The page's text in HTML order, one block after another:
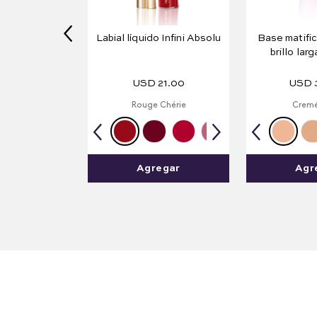
Labial líquido Infini Absolu
USD 21 .00
Rouge Chérie
Agregar
Base
brillo
USD